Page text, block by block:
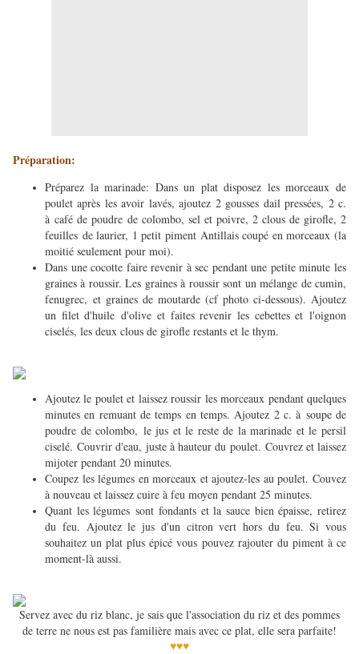
Préparation:
Préparez la marinade: Dans un plat disposez les morceaux de
poulet après les avoir lavés, ajoutez 2 gousses dail pressées, 2 c.
à café de poudre de colombo, sel et poivre, 2 clous de girofle, 2
feuilles de laurier, 1 petit piment Antillais coupé en morceaux (la
moitié seulement pour moi).
Dans une cocotte faire revenir à sec pendant une petite minute les
graines à roussir. Les graines à roussir sont un mélange de cumin,
fenugrec, et graines de moutarde (cf photo ci-dessous). Ajoutez
un filet d'huile d'olive et faites revenir les cebettes et l'oignon
ciselés, les deux clous de girofle restants et le thym.
Ajoutez le poulet et laissez roussir les morceaux pendant quelques
minutes en remuant de temps en temps. Ajoutez 2 c. à soupe de
poudre de colombo, le jus et le reste de la marinade et le persil
ciselé. Couvrir d'eau, juste à hauteur du poulet. Couvrez et laissez
mijoter pendant 20 minutes.
Coupez les légumes en morceaux et ajoutez-les au poulet. Couvez
à nouveau et laissez cuire à feu moyen pendant 25 minutes.
Quant les légumes sont fondants et la sauce bien épaisse, retirez
du feu. Ajoutez le jus d'un citron vert hors du feu. Si vous
souhaitez un plat plus épicé vous pouvez rajouter du piment à ce
moment-là aussi.
Servez avec du riz blanc, je sais que l'association du riz et des pommes
de terre ne nous est pas familière mais avec ce plat, elle sera parfaite!
♥♥♥